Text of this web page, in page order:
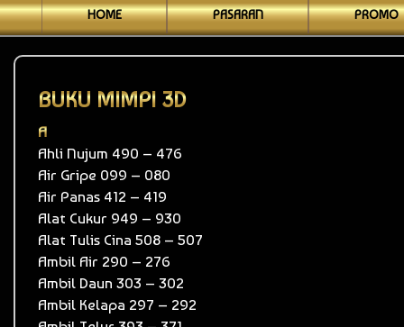
HOME PASARAN PROMO
BUKU MIMPI 3D
A
Ahli Nujum 490 – 476
Air Gripe 099 – 080
Air Panas 412 – 419
Alat Cukur 949 – 930
Alat Tulis Cina 508 – 507
Ambil Air 290 – 276
Ambil Daun 303 – 302
Ambil Kelapa 297 – 292